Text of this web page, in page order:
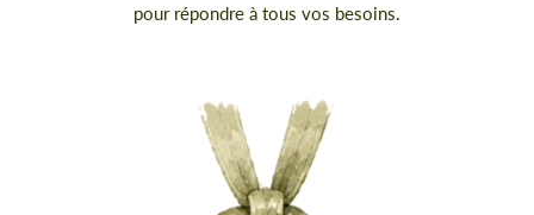
pour répondre à tous vos besoins.